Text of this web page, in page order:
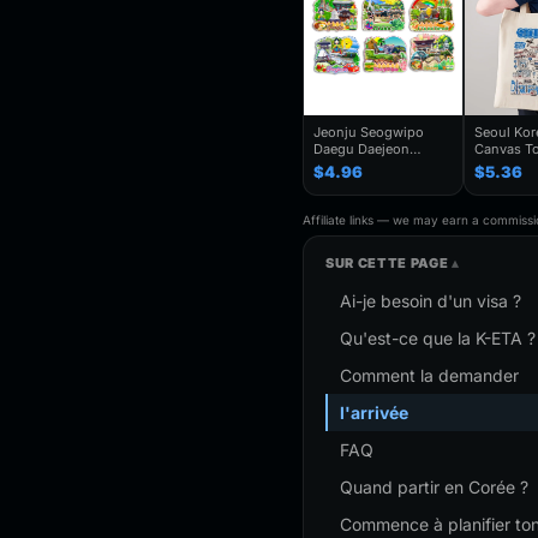
Jeonju Seogwipo
Daegu Daejeon
Chuncheon Andong
South Korea Fridge
Magnet Travel
Souvenir Gift
Handmade Decorative
$4.96
Seoul
Canvas
Seoul
Seoul
Bag For
Folding
$5.36
Affiliate links — we may earn a
SUR CETTE PAGE
Ai-je besoin d'un visa ?
Qu'est-ce que la K-ETA ?
Comment la demander
l'arrivée
FAQ
Quand partir en Corée ?
Commence à planifier